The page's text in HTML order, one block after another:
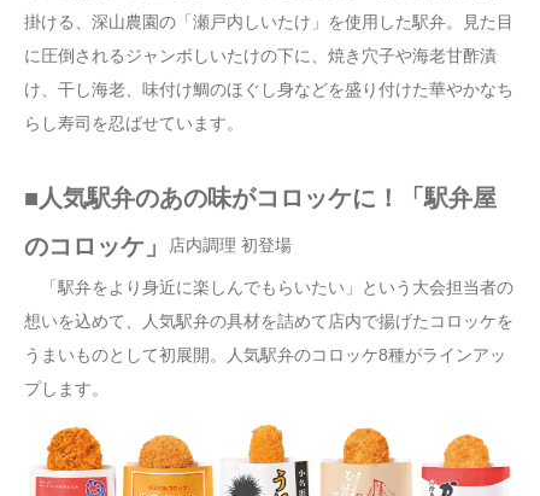
掛ける、深山農園の「瀬戸内しいたけ」を使用した駅弁。見た目
に圧倒されるジャンボしいたけの下に、焼き穴子や海老甘酢漬
け、干し海老、味付け鯛のほぐし身などを盛り付けた華やかなち
らし寿司を忍ばせています。
■人気駅弁のあの味がコロッケに！「駅弁屋
のコロッケ」
店内調理 初登場
「駅弁をより身近に楽しんでもらいたい」という大会担当者の
想いを込めて、人気駅弁の具材を詰めて店内で揚げたコロッケを
うまいものとして初展開。人気駅弁のコロッケ8種がラインアッ
プします。